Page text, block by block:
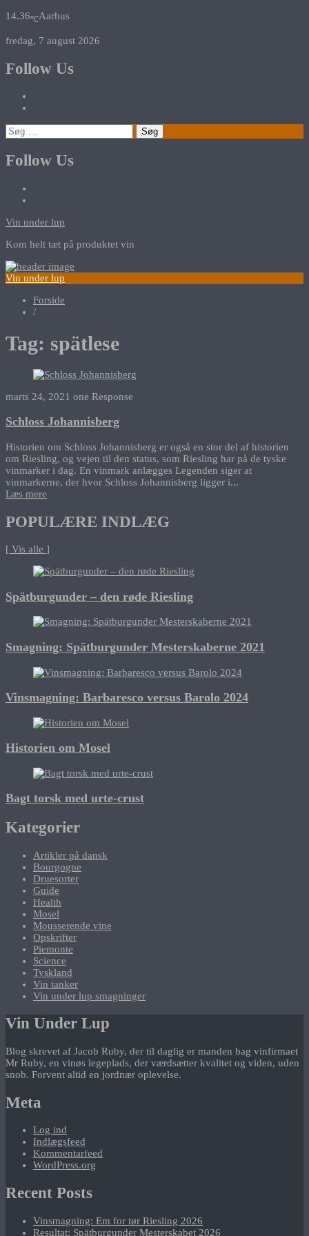
14.36℃Aarhus
fredag, 7 august 2026
Follow Us
Søg
efter:
Follow Us
Vin under lup
Kom helt tæt på produktet vin
Vin under lup
Forside
/
Tag: spätlese
marts 24, 2021 one Response
Schloss Johannisberg
Historien om Schloss Johannisberg er også en stor del af historien
om Riesling, og vejen til den status, som Riesling har på de tyske
vinmarker i dag. En vinmark anlægges Legenden siger at
vinmarkerne, der hvor Schloss Johannisberg ligger i...
Læs mere
POPULÆRE INDLÆG
[ Vis alle ]
Spätburgunder – den røde Riesling
Smagning: Spätburgunder Mesterskaberne 2021
Vinsmagning: Barbaresco versus Barolo 2024
Historien om Mosel
Bagt torsk med urte-crust
Kategorier
Artikler på dansk
Bourgogne
Druesorter
Guide
Health
Mosel
Mousserende vine
Opskrifter
Piemonte
Science
Tyskland
Vin tanker
Vin under lup smagninger
Vin Under Lup
Blog skrevet af Jacob Ruby, der til daglig er manden bag vinfirmaet
Mr Ruby, en vinøs legeplads, der værdsætter kvalitet og viden, uden
snob. Forvent altid en jordnær oplevelse.
Meta
Log ind
Indlægsfeed
Kommentarfeed
WordPress.org
Recent Posts
Vinsmagning: Em for tør Riesling 2026
Resultat: Spätburgunder Mesterskabet 2026